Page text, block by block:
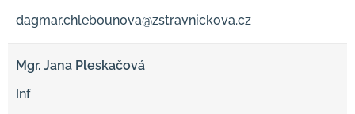
dagmar.chlebounova@zstravnickova.cz
Mgr. Jana Pleskačová
Inf